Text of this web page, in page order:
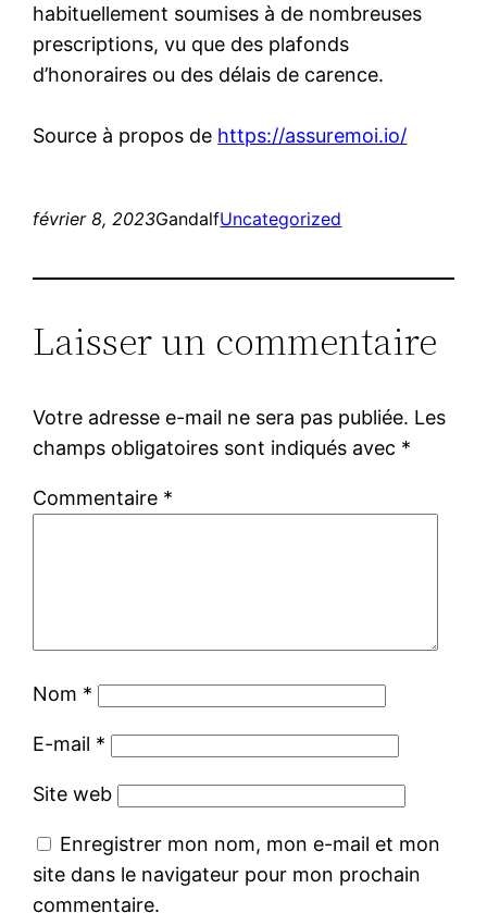
habituellement soumises à de nombreuses
prescriptions, vu que des plafonds
d’honoraires ou des délais de carence.
Source à propos de https://assuremoi.io/
février 8, 2023GandalfUncategorized
Laisser un commentaire
Votre adresse e-mail ne sera pas publiée. Les
champs obligatoires sont indiqués avec *
Commentaire *
Nom *
E-mail *
Site web
Enregistrer mon nom, mon e-mail et mon
site dans le navigateur pour mon prochain
commentaire.